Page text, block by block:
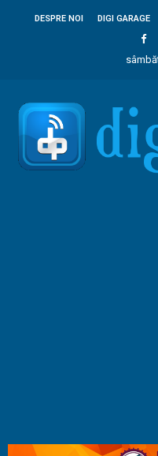
DESPRE NOI DIGI GARAGE